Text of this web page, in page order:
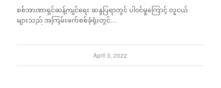
စစ်အာဏာရှင်ဆန့်ကျင်ရေး ဆန္ဒပြရာတွင် ပါ၀င်မှုကြောင့် လူငယ်
များသည် အကြမ်းဖက်စစ်ခုံရုံးတွင်…
April 3, 2022